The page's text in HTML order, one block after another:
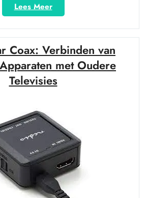
Lees Meer“Verbinding
en
Signaaloverdracht:
UTP
naar
HDMI
Explained”
Coax: Verbinden van
met Oudere
Televisies